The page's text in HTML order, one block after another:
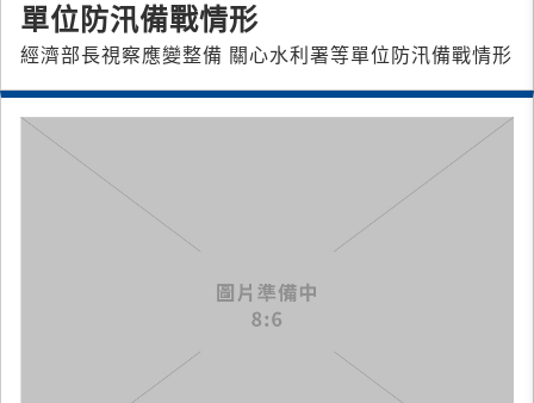
單位防汛備戰情形
經濟部長視察應變整備 關心水利署等單位防汛備戰情形